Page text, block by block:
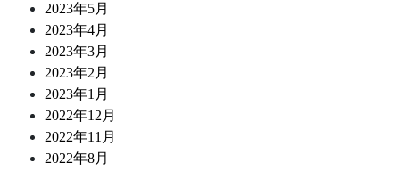
2023年5月
2023年4月
2023年3月
2023年2月
2023年1月
2022年12月
2022年11月
2022年8月